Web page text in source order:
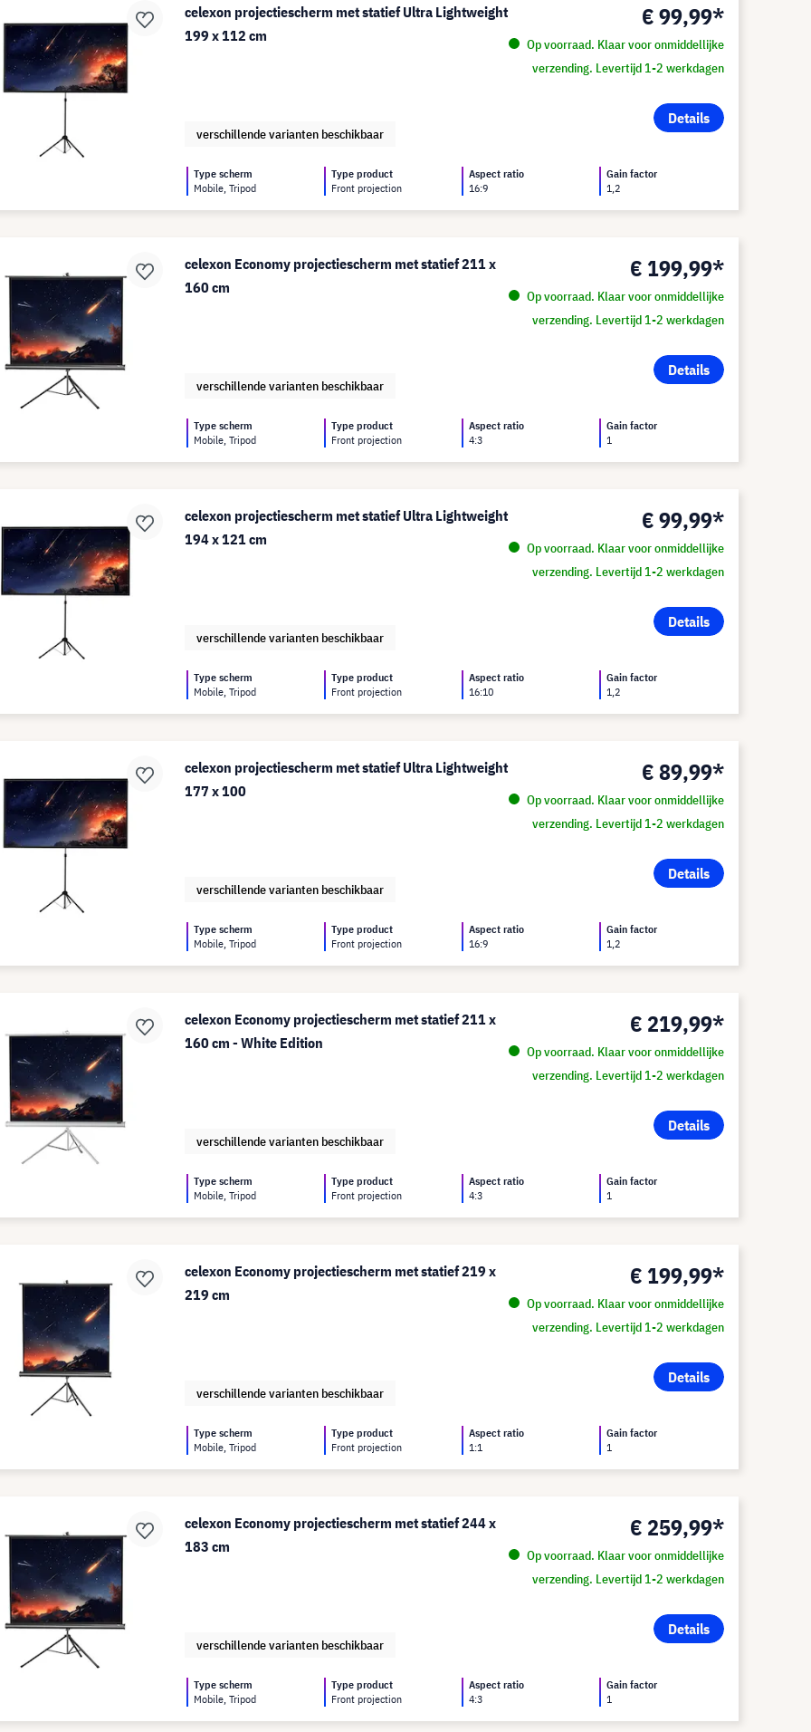
celexon projectiescherm met statief Ultra Lightweight
199 x 112 cm
€ 99,99*
Op voorraad. Klaar voor onmiddellijke
verzending. Levertijd 1-2 werkdagen
Details
verschillende varianten beschikbaar
Type scherm
Mobile, Tripod
Type product
Front projection
Aspect ratio
16:9
Gain factor
1,2
celexon Economy projectiescherm met statief 211 x
160 cm
€ 199,99*
Op voorraad. Klaar voor onmiddellijke
verzending. Levertijd 1-2 werkdagen
Details
verschillende varianten beschikbaar
Type scherm
Mobile, Tripod
Type product
Front projection
Aspect ratio
4:3
Gain factor
1
celexon projectiescherm met statief Ultra Lightweight
194 x 121 cm
€ 99,99*
Op voorraad. Klaar voor onmiddellijke
verzending. Levertijd 1-2 werkdagen
Details
verschillende varianten beschikbaar
Type scherm
Mobile, Tripod
Type product
Front projection
Aspect ratio
16:10
Gain factor
1,2
celexon projectiescherm met statief Ultra Lightweight
177 x 100
€ 89,99*
Op voorraad. Klaar voor onmiddellijke
verzending. Levertijd 1-2 werkdagen
Details
verschillende varianten beschikbaar
Type scherm
Mobile, Tripod
Type product
Front projection
Aspect ratio
16:9
Gain factor
1,2
celexon Economy projectiescherm met statief 211 x
160 cm - White Edition
€ 219,99*
Op voorraad. Klaar voor onmiddellijke
verzending. Levertijd 1-2 werkdagen
Details
verschillende varianten beschikbaar
Type scherm
Mobile, Tripod
Type product
Front projection
Aspect ratio
4:3
Gain factor
1
celexon Economy projectiescherm met statief 219 x
219 cm
€ 199,99*
Op voorraad. Klaar voor onmiddellijke
verzending. Levertijd 1-2 werkdagen
Details
verschillende varianten beschikbaar
Type scherm
Mobile, Tripod
Type product
Front projection
Aspect ratio
1:1
Gain factor
1
celexon Economy projectiescherm met statief 244 x
183 cm
€ 259,99*
Op voorraad. Klaar voor onmiddellijke
verzending. Levertijd 1-2 werkdagen
Details
verschillende varianten beschikbaar
Type scherm
Mobile, Tripod
Type product
Front projection
Aspect ratio
4:3
Gain factor
1